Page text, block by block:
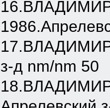
17.ВЛАДИМИР
з-д nm/nm 50
18.ВЛАДИМИР